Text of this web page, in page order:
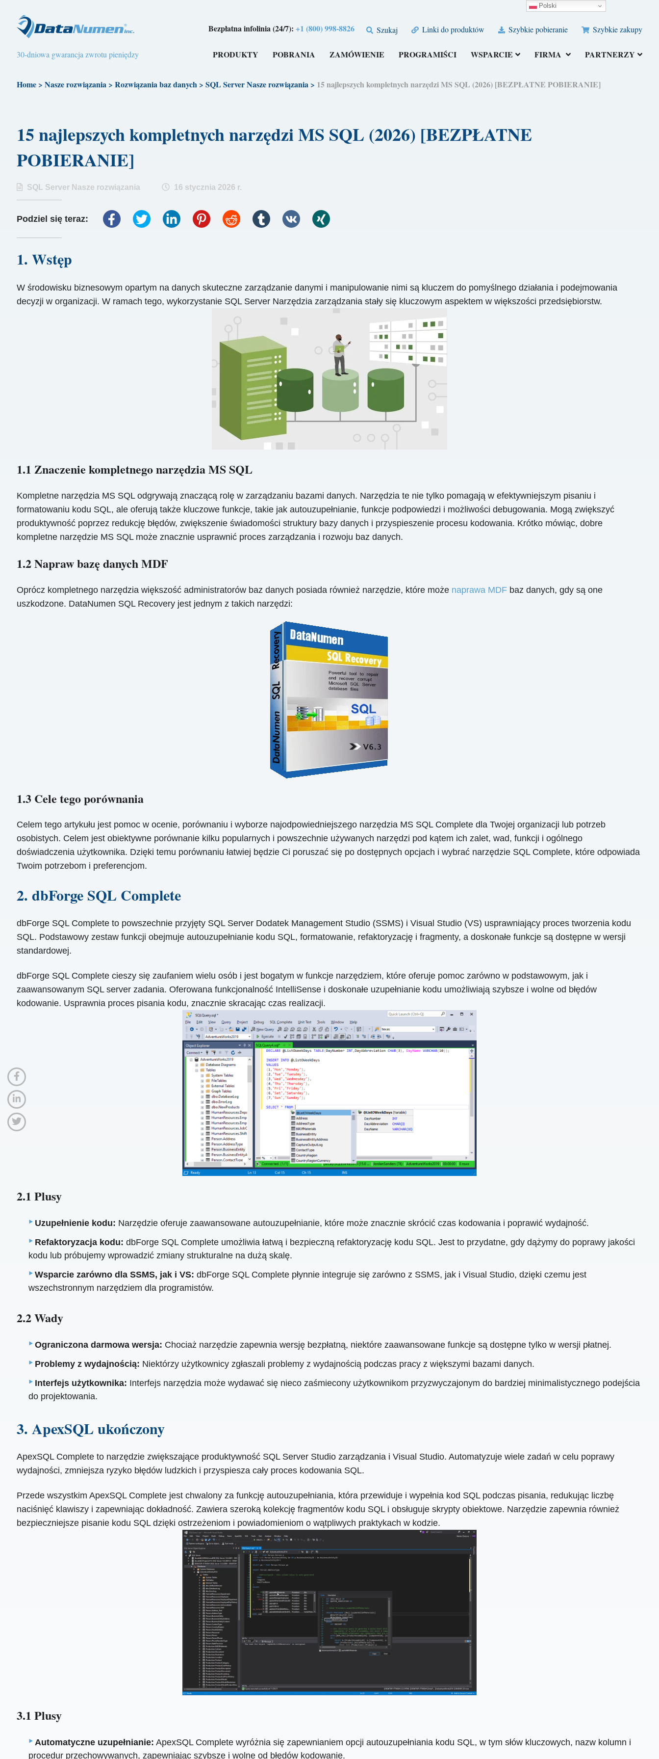
Bezpłatna infolinia (24/7):+1 (800) 998-8826 Szukaj Linki do produktów Szybkie pobieranie Szybkie zakupy
30-dniowa gwarancja zwrotu pieniędzy PRODUKTY POBRANIA ZAMÓWIENIE PROGRAMIŚCI WSPARCIE FIRMA PARTNERZY
Home> Nasze rozwiązania> Rozwiązania baz danych> SQL Server Nasze rozwiązania> 15 najlepszych kompletnych narzędzi MS SQL (2026) [BEZPŁATNE POBIERANIE]
15 najlepszych kompletnych narzędzi MS SQL (2026) [BEZPŁATNE
POBIERANIE]
SQL Server Nasze rozwiązania 16 stycznia 2026 r.
Podziel się teraz:
1. Wstęp
W środowisku biznesowym opartym na danych skuteczne zarządzanie danymi i manipulowanie nimi są kluczem do pomyślnego działania i podejmowania
decyzji w organizacji. W ramach tego, wykorzystanie SQL Server Narzędzia zarządzania stały się kluczowym aspektem w większości przedsiębiorstw.
1.1 Znaczenie kompletnego narzędzia MS SQL
Kompletne narzędzia MS SQL odgrywają znaczącą rolę w zarządzaniu bazami danych. Narzędzia te nie tylko pomagają w efektywniejszym pisaniu i
formatowaniu kodu SQL, ale oferują także kluczowe funkcje, takie jak autouzupełnianie, funkcje podpowiedzi i możliwości debugowania. Mogą zwiększyć
produktywność poprzez redukcję błędów, zwiększenie świadomości struktury bazy danych i przyspieszenie procesu kodowania. Krótko mówiąc, dobre
kompletne narzędzie MS SQL może znacznie usprawnić proces zarządzania i rozwoju baz danych.
1.2 Napraw bazę danych MDF
Oprócz kompletnego narzędzia większość administratorów baz danych posiada również narzędzie, które może naprawa MDFbaz danych, gdy są one
uszkodzone. DataNumen SQL Recovery jest jednym z takich narzędzi:
1.3 Cele tego porównania
Celem tego artykułu jest pomoc w ocenie, porównaniu i wyborze najodpowiedniejszego narzędzia MS SQL Complete dla Twojej organizacji lub potrzeb
osobistych. Celem jest obiektywne porównanie kilku popularnych i powszechnie używanych narzędzi pod kątem ich zalet, wad, funkcji i ogólnego
doświadczenia użytkownika. Dzięki temu porównaniu łatwiej będzie Ci poruszać się po dostępnych opcjach i wybrać narzędzie SQL Complete, które odpowiada
Twoim potrzebom i preferencjom.
2. dbForge SQL Complete
dbForge SQL Complete to powszechnie przyjęty SQL Server Dodatek Management Studio (SSMS) i Visual Studio (VS) usprawniający proces tworzenia kodu
SQL. Podstawowy zestaw funkcji obejmuje autouzupełnianie kodu SQL, formatowanie, refaktoryzację i fragmenty, a doskonałe funkcje są dostępne w wersji
standardowej.
dbForge SQL Complete cieszy się zaufaniem wielu osób i jest bogatym w funkcje narzędziem, które oferuje pomoc zarówno w podstawowym, jak i
zaawansowanym SQL server zadania. Oferowana funkcjonalność IntelliSense i doskonałe uzupełnianie kodu umożliwiają szybsze i wolne od błędów
kodowanie. Usprawnia proces pisania kodu, znacznie skracając czas realizacji.
2.1 Plusy
Uzupełnienie kodu: Narzędzie oferuje zaawansowane autouzupełnianie, które może znacznie skrócić czas kodowania i poprawić wydajność.
Refaktoryzacja kodu: dbForge SQL Complete umożliwia łatwą i bezpieczną refaktoryzację kodu SQL. Jest to przydatne, gdy dążymy do poprawy jakości
kodu lub próbujemy wprowadzić zmiany strukturalne na dużą skalę.
Wsparcie zarówno dla SSMS, jak i VS: dbForge SQL Complete płynnie integruje się zarówno z SSMS, jak i Visual Studio, dzięki czemu jest
wszechstronnym narzędziem dla programistów.
2.2 Wady
Ograniczona darmowa wersja: Chociaż narzędzie zapewnia wersję bezpłatną, niektóre zaawansowane funkcje są dostępne tylko w wersji płatnej.
Problemy z wydajnością: Niektórzy użytkownicy zgłaszali problemy z wydajnością podczas pracy z większymi bazami danych.
Interfejs użytkownika: Interfejs narzędzia może wydawać się nieco zaśmiecony użytkownikom przyzwyczajonym do bardziej minimalistycznego podejścia
do projektowania.
3. ApexSQL ukończony
ApexSQL Complete to narzędzie zwiększające produktywność SQL Server Studio zarządzania i Visual Studio. Automatyzuje wiele zadań w celu poprawy
wydajności, zmniejsza ryzyko błędów ludzkich i przyspiesza cały proces kodowania SQL.
Przede wszystkim ApexSQL Complete jest chwalony za funkcję autouzupełniania, która przewiduje i wypełnia kod SQL podczas pisania, redukując liczbę
naciśnięć klawiszy i zapewniając dokładność. Zawiera szeroką kolekcję fragmentów kodu SQL i obsługuje skrypty obiektowe. Narzędzie zapewnia również
bezpieczniejsze pisanie kodu SQL dzięki ostrzeżeniom i powiadomieniom o wątpliwych praktykach w kodzie.
3.1 Plusy
Automatyczne uzupełnianie: ApexSQL Complete wyróżnia się zapewnianiem opcji autouzupełniania kodu SQL, w tym słów kluczowych, nazw kolumn i
procedur przechowywanych, zapewniając szybsze i wolne od błędów kodowanie.
Polski